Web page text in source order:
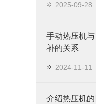
2025-09-28
手动热压机
补的关系
2024-11-11
介绍热压机